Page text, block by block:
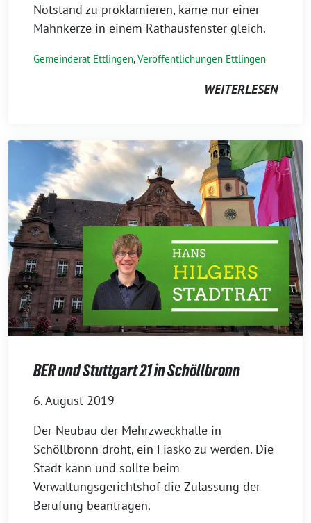
Notstand zu proklamieren, käme nur einer
Mahnkerze in einem Rathausfenster gleich.
Gemeinderat Ettlingen,Veröffentlichungen Ettlingen
WEITERLESEN
BER und Stuttgart 21 in Schöllbronn
6. August 2019
Der Neubau der Mehrzweckhalle in
Schöllbronn droht, ein Fiasko zu werden. Die
Stadt kann und sollte beim
Verwaltungsgerichtshof die Zulassung der
Berufung beantragen.